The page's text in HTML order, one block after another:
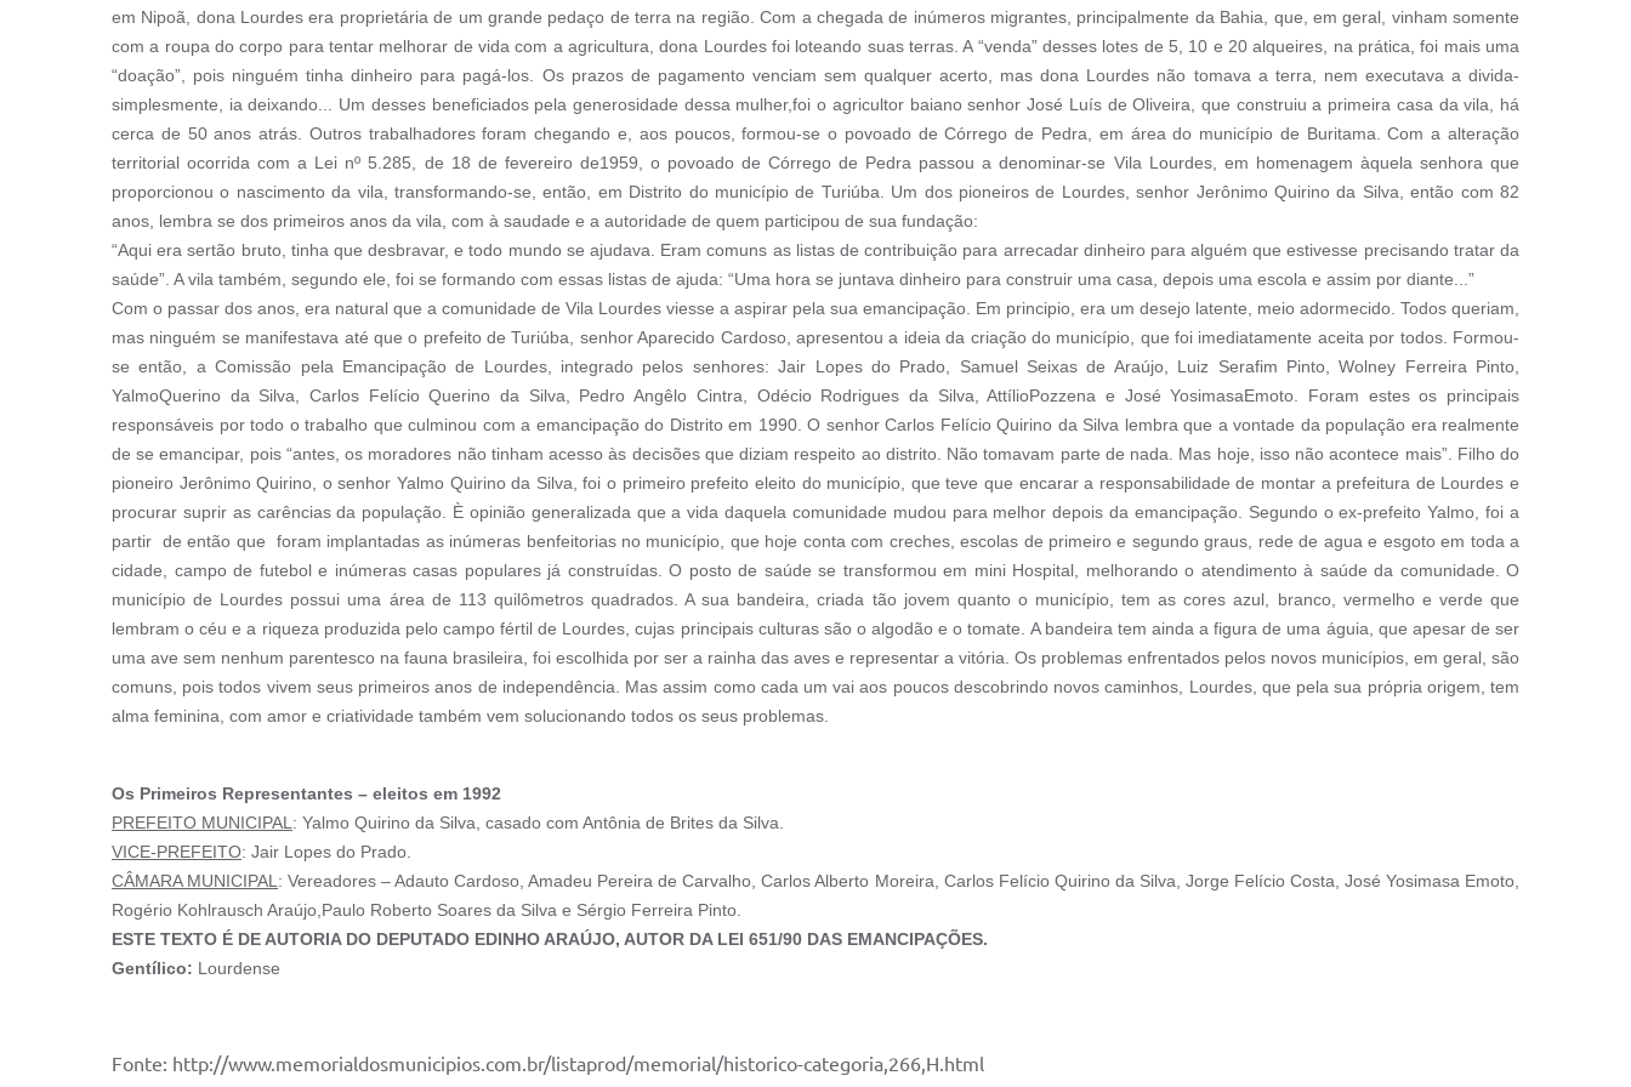
em Nipoã, dona Lourdes era proprietária de um grande pedaço de terra na região. Com a chegada de inúmeros migrantes, principalmente da Bahia, que, em geral, vinham somente
com a roupa do corpo para tentar melhorar de vida com a agricultura, dona Lourdes foi loteando suas terras. A “venda” desses lotes de 5, 10 e 20 alqueires, na prática, foi mais uma
“doação”, pois ninguém tinha dinheiro para pagá-los. Os prazos de pagamento venciam sem qualquer acerto, mas dona Lourdes não tomava a terra, nem executava a divida-
simplesmente, ia deixando... Um desses beneficiados pela generosidade dessa mulher,foi o agricultor baiano senhor José Luís de Oliveira, que construiu a primeira casa da vila, há
cerca de 50 anos atrás. Outros trabalhadores foram chegando e, aos poucos, formou-se o povoado de Córrego de Pedra, em área do município de Buritama. Com a alteração
territorial ocorrida com a Lei nº 5.285, de 18 de fevereiro de1959, o povoado de Córrego de Pedra passou a denominar-se Vila Lourdes, em homenagem àquela senhora que
proporcionou o nascimento da vila, transformando-se, então, em Distrito do município de Turiúba. Um dos pioneiros de Lourdes, senhor Jerônimo Quirino da Silva, então com 82
anos, lembra se dos primeiros anos da vila, com à saudade e a autoridade de quem participou de sua fundação:
“Aqui era sertão bruto, tinha que desbravar, e todo mundo se ajudava. Eram comuns as listas de contribuição para arrecadar dinheiro para alguém que estivesse precisando tratar da
saúde”. A vila também, segundo ele, foi se formando com essas listas de ajuda: “Uma hora se juntava dinheiro para construir uma casa, depois uma escola e assim por diante...”
Com o passar dos anos, era natural que a comunidade de Vila Lourdes viesse a aspirar pela sua emancipação. Em principio, era um desejo latente, meio adormecido. Todos queriam,
mas ninguém se manifestava até que o prefeito de Turiúba, senhor Aparecido Cardoso, apresentou a ideia da criação do município, que foi imediatamente aceita por todos. Formou-
se então, a Comissão pela Emancipação de Lourdes, integrado pelos senhores: Jair Lopes do Prado, Samuel Seixas de Araújo, Luiz Serafim Pinto, Wolney Ferreira Pinto,
YalmoQuerino da Silva, Carlos Felício Querino da Silva, Pedro Angêlo Cintra, Odécio Rodrigues da Silva, AttílioPozzena e José YosimasaEmoto. Foram estes os principais
responsáveis por todo o trabalho que culminou com a emancipação do Distrito em 1990. O senhor Carlos Felício Quirino da Silva lembra que a vontade da população era realmente
de se emancipar, pois “antes, os moradores não tinham acesso às decisões que diziam respeito ao distrito. Não tomavam parte de nada. Mas hoje, isso não acontece mais”. Filho do
pioneiro Jerônimo Quirino, o senhor Yalmo Quirino da Silva, foi o primeiro prefeito eleito do município, que teve que encarar a responsabilidade de montar a prefeitura de Lourdes e
procurar suprir as carências da população. È opinião generalizada que a vida daquela comunidade mudou para melhor depois da emancipação. Segundo o ex-prefeito Yalmo, foi a
partir de então que foram implantadas as inúmeras benfeitorias no município, que hoje conta com creches, escolas de primeiro e segundo graus, rede de agua e esgoto em toda a
cidade, campo de futebol e inúmeras casas populares já construídas. O posto de saúde se transformou em mini Hospital, melhorando o atendimento à saúde da comunidade. O
município de Lourdes possui uma área de 113 quilômetros quadrados. A sua bandeira, criada tão jovem quanto o município, tem as cores azul, branco, vermelho e verde que
lembram o céu e a riqueza produzida pelo campo fértil de Lourdes, cujas principais culturas são o algodão e o tomate. A bandeira tem ainda a figura de uma águia, que apesar de ser
uma ave sem nenhum parentesco na fauna brasileira, foi escolhida por ser a rainha das aves e representar a vitória. Os problemas enfrentados pelos novos municípios, em geral, são
comuns, pois todos vivem seus primeiros anos de independência. Mas assim como cada um vai aos poucos descobrindo novos caminhos, Lourdes, que pela sua própria origem, tem
alma feminina, com amor e criatividade também vem solucionando todos os seus problemas.
Os Primeiros Representantes – eleitos em 1992
PREFEITO MUNICIPAL : Yalmo Quirino da Silva, casado com Antônia de Brites da Silva.
VICE-PREFEITO: Jair Lopes do Prado.
CÂMARA MUNICIPAL : Vereadores – Adauto Cardoso, Amadeu Pereira de Carvalho, Carlos Alberto Moreira, Carlos Felício Quirino da Silva, Jorge Felício Costa, José Yosimasa Emoto,
Rogério Kohlrausch Araújo,Paulo Roberto Soares da Silva e Sérgio Ferreira Pinto.
ESTE TEXTO É DE AUTORIA DO DEPUTADO EDINHO ARAÚJO, AUTOR DA LEI 651/90 DAS EMANCIPAÇÕES.
Gentílico: Lourdense
Fonte: http://www.memorialdosmunicipios.com.br/listaprod/memorial/historico-categoria,266,H.html